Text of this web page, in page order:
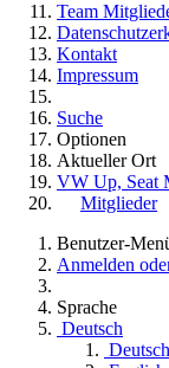
Team
Kontakt
Impressum
Suche
Optionen
Aktueller Ort
VW Up, Seat
Mitglieder
Benutzer-
Anmelden
Sprache
Deutsch
Deutsch